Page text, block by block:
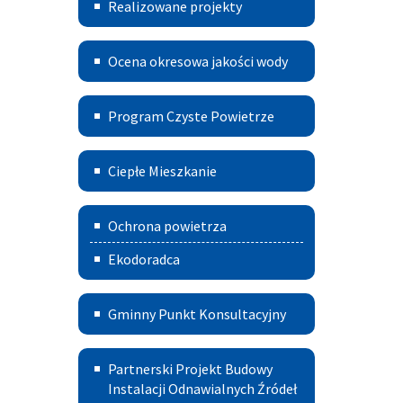
Miasta
Gminy
Szczucin
Realizowane projekty
Ocena
okresowa
jakości
wody
Ocena okresowa jakości wody
Program
czyste
powietrze
Program Czyste Powietrze
Ciepłe
Mieszkanie
Ciepłe Mieszkanie
Deklaracja
CEEB
-
źródła
ciepła
i spalania
paliw
Ochrona powietrza
Ekodoradca
Gminny
Punkt
Konsultacyjny
Gminny Punkt Konsultacyjny
Partnerski
Projekt
Partnerski Projekt Budowy
Instalacji Odnawialnych Źródeł